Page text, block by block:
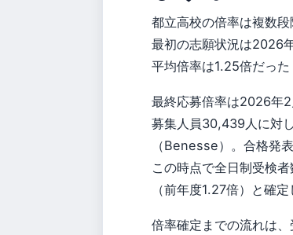
都立高校の倍率は複数段
最初の志願状況は2026
平均倍率は1.25倍だった
最終応募倍率は2026年2
募集人員30,439人に対
（Benesse）。合格発
この時点で全日制受検
（前年度1.27倍）と確定
倍率確定までの流れは